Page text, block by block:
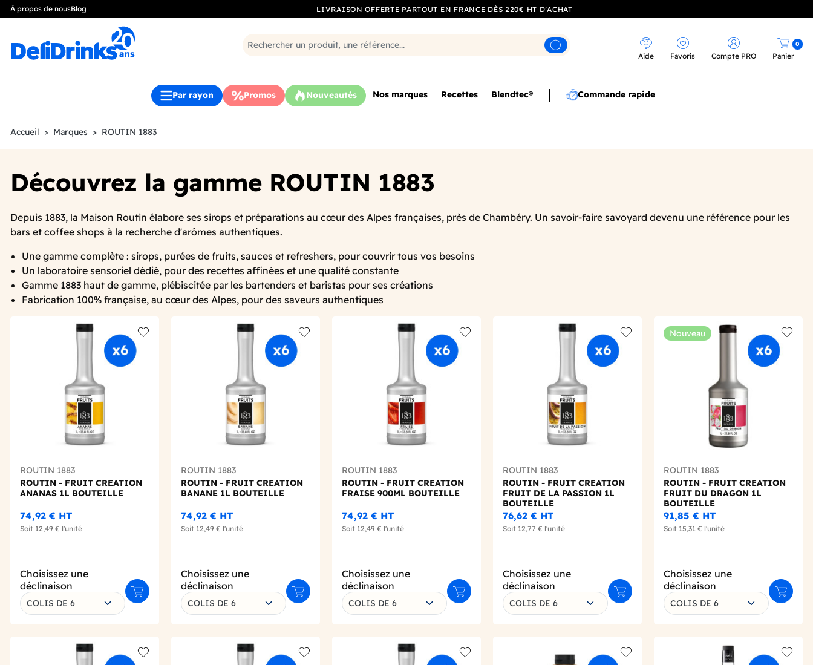
À propos de nousBlog LIVRAISON OFFERTE PARTOUT EN FRANCE DÈS 220€ HT D’ACHAT
Rechercher
Aide Favoris Compte PRO Panier
0
Par rayon Promos Nouveautés Nos marques Recettes Blendtec® Commande rapide
Accueil Marques ROUTIN 1883
Découvrez la gamme ROUTIN 1883
Depuis 1883, la Maison Routin élabore ses sirops et préparations au cœur des Alpes françaises, près de Chambéry. Un savoir-faire savoyard devenu une référence pour les
bars et coffee shops à la recherche d'arômes authentiques.
Une gamme complète : sirops, purées de fruits, sauces et refreshers, pour couvrir tous vos besoins
Un laboratoire sensoriel dédié, pour des recettes affinées et une qualité constante
Gamme 1883 haut de gamme, plébiscitée par les bartenders et baristas pour ses créations
Fabrication 100% française, au cœur des Alpes, pour des saveurs authentiques
ROUTIN 1883
ROUTIN - FRUIT CREATION
ANANAS 1L BOUTEILLE
74,92 € HT
Soit 12,49 € l'unité
Choisissez une
déclinaison
COLIS DE 6
Ajouter au panier
ROUTIN 1883
ROUTIN - FRUIT CREATION
BANANE 1L BOUTEILLE
74,92 € HT
Soit 12,49 € l'unité
Choisissez une
déclinaison
COLIS DE 6
Ajouter au panier
ROUTIN 1883
ROUTIN - FRUIT CREATION
FRAISE 900ML BOUTEILLE
74,92 € HT
Soit 12,49 € l'unité
Choisissez une
déclinaison
COLIS DE 6
Ajouter au panier
Add to wishlist
ROUTIN 1883
ROUTIN - FRUIT CREATION
FRUIT DE LA PASSION 1L
BOUTEILLE
76,62 € HT
Soit 12,77 € l'unité
Choisissez une
déclinaison
COLIS DE 6
Ajouter au panier
Nouveau
ROUTIN 1883
ROUTIN - FRUIT CREATION
FRUIT DU DRAGON 1L
BOUTEILLE
91,85 € HT
Soit 15,31 € l'unité
Choisissez une
déclinaison
COLIS DE 6
Ajouter